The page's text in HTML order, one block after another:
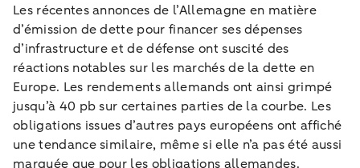
Les récentes annonces de l’Allemagne en matière
d’émission de dette pour financer ses dépenses
d’infrastructure et de défense ont suscité des
réactions notables sur les marchés de la dette en
Europe. Les rendements allemands ont ainsi grimpé
jusqu’à 40 pb sur certaines parties de la courbe. Les
obligations issues d’autres pays européens ont affiché
une tendance similaire, même si elle n’a pas été aussi
marquée que pour les obligations allemandes.